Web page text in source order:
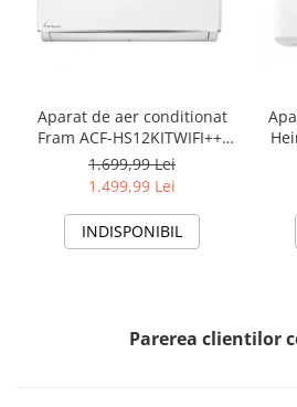
Aparat de aer conditionat
Fram ACF-HS12KITWIFI++,
12000 BTU, Wifi, Kit
instalare inclus, Functie
1.699,99 Lei
1.499,99 Lei
INDISPONIBIL
Parerea clientilor